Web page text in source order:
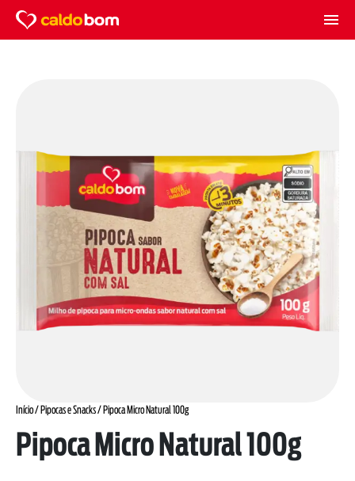
Início/ Pipocas e Snacks/ Pipoca Micro Natural 100g
Pipoca Micro Natural 100g